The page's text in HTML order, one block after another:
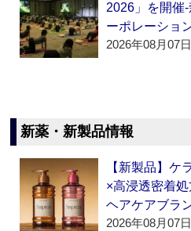
2026」を開催
ーポレーショ
2026年08月07
新薬・新製品情報
【新製品】ケ
×高浸透密着
ヘアケアブラ
2026年08月07